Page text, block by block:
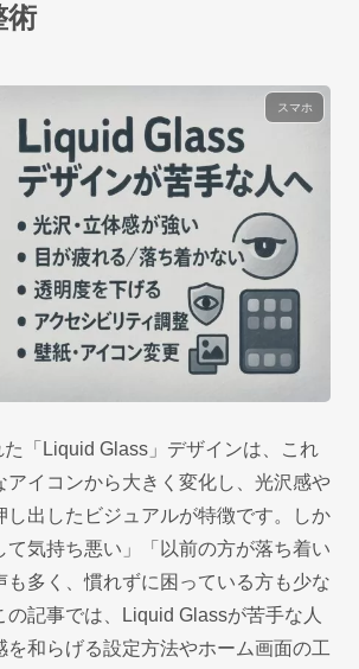
術
スマホ
「Liquid Glass」デザインは、これ
アイコンから大きく変化し、光沢感や
し出したビジュアルが特徴です。しか
て気持ち悪い」「以前の方が落ち着い
も多く、慣れずに困っている方も少な
の記事では、Liquid Glassが苦手な人
を和らげる設定方法やホーム画面の工